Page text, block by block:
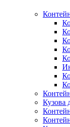
Кузова